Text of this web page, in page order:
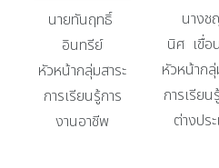
นายทันฤทธิ์
อินทรีย์
หัวหน้ากลุ่มสาระ
การเรียนรู้การ
งานอาชีพ
นางช
นิศ เขื่อ
หัวหน้ากลุ่
การเรียน
ต่างปร